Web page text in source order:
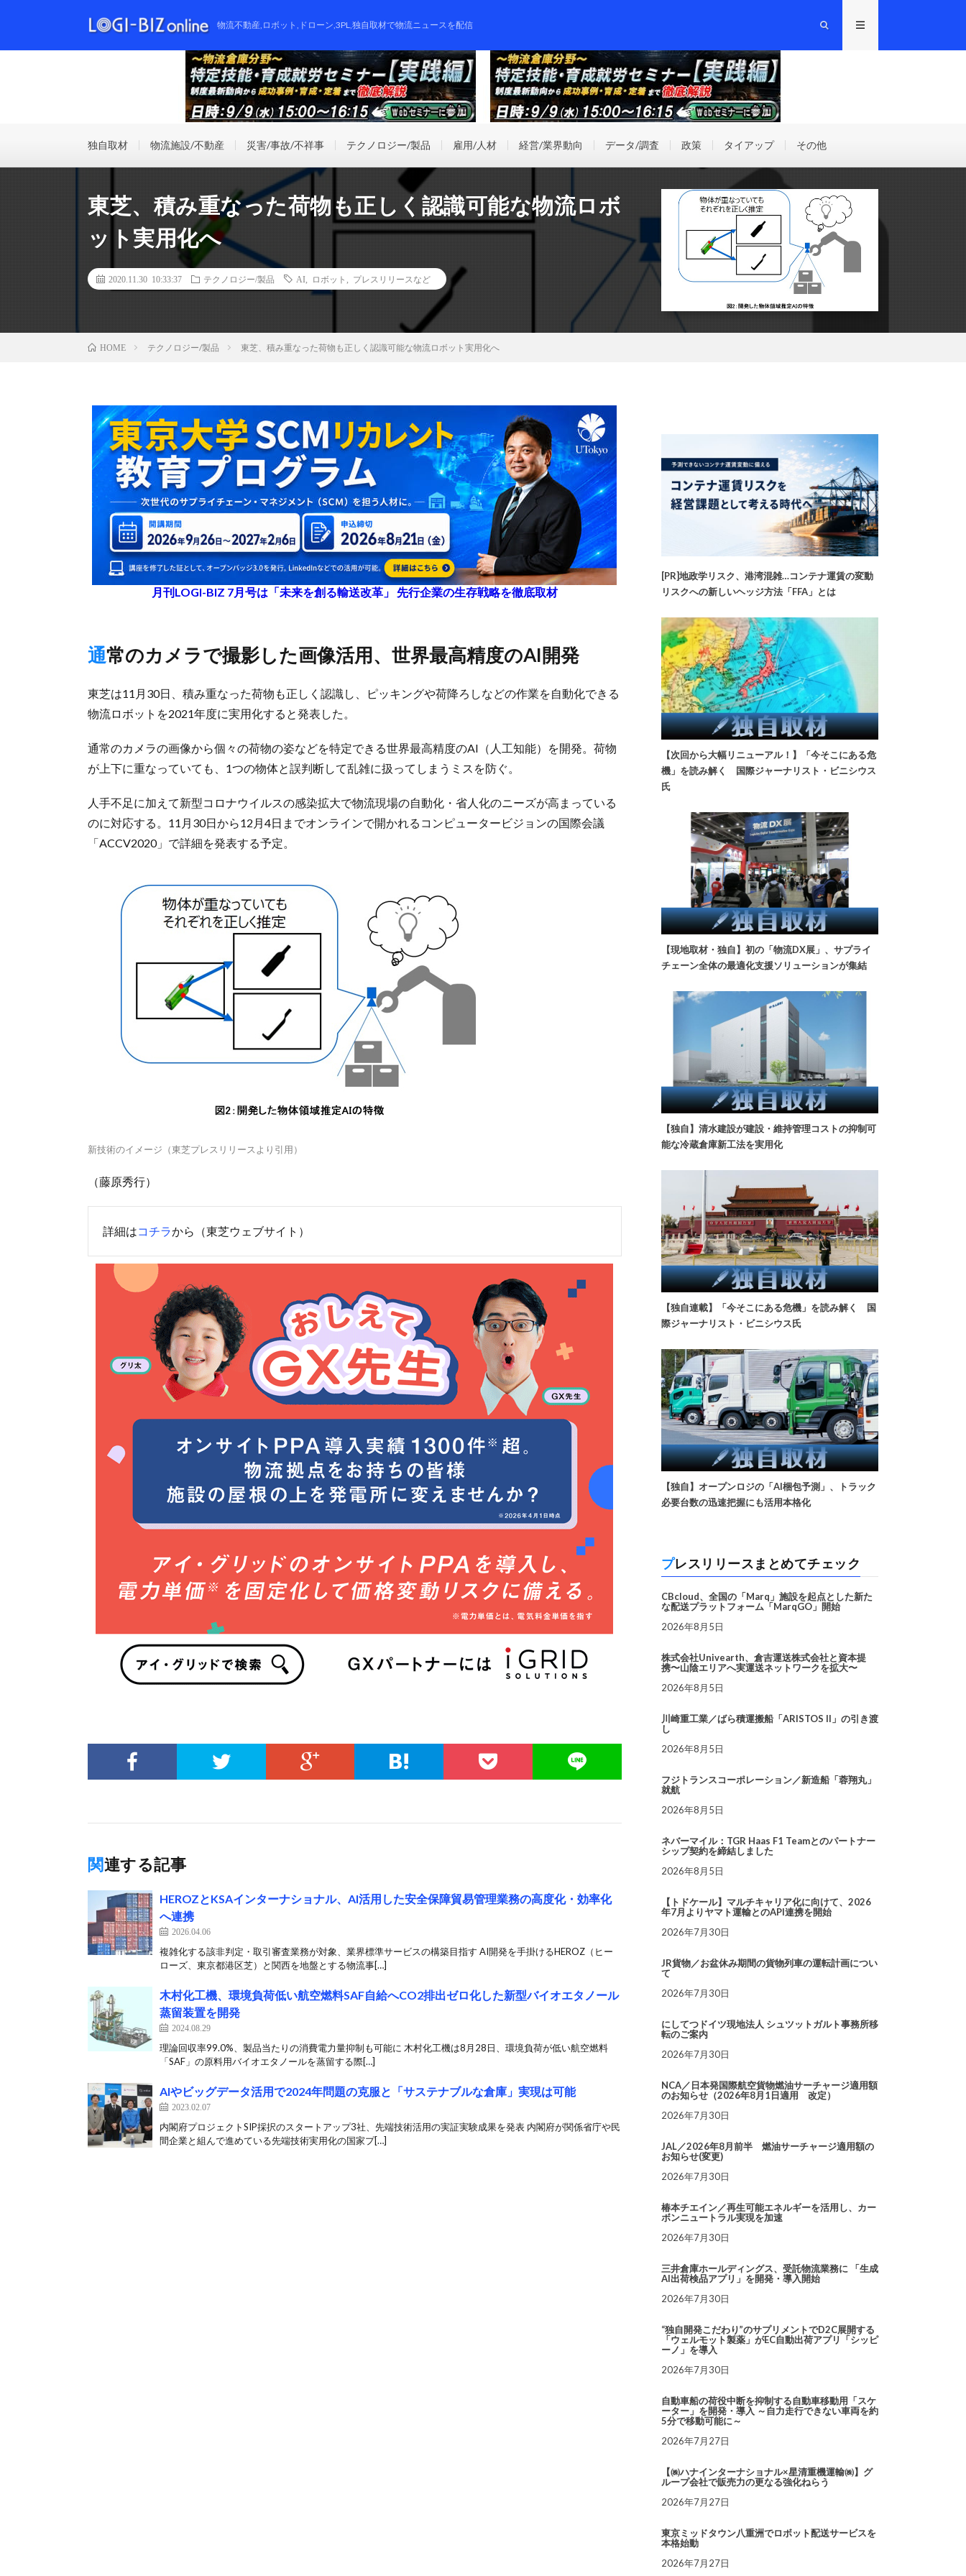
物流不動産,ロボット,ドローン,3PL,独自取材で物流ニュースを配信
独自取材 物流施設/不動産 災害/事故/不祥事 テクノロジー/製品 雇用/人材 経営/業界動向 データ/調査 政策 タイアップ その他
東芝、積み重なった荷物も正しく認識可能な物流ロボ
ット実用化へ
2020.11.30 10:33:37 テクノロジー/製品 AI ロボット プレスリリースなど
HOME テクノロジー/製品 東芝、積み重なった荷物も正しく認識可能な物流ロボット実用化へ
月刊LOGI-BIZ 7月号は「未来を創る輸送改革」 先行企業の生存戦略を徹底取材
通常のカメラで撮影した画像活用、世界最高精度のAI開発
東芝は11月30日、積み重なった荷物も正しく認識し、ピッキングや荷降ろしなどの作業を自動化できる
物流ロボットを2021年度に実用化すると発表した。
通常のカメラの画像から個々の荷物の姿などを特定できる世界最高精度のAI（人工知能）を開発。荷物
が上下に重なっていても、1つの物体と誤判断して乱雑に扱ってしまうミスを防ぐ。
人手不足に加えて新型コロナウイルスの感染拡大で物流現場の自動化・省人化のニーズが高まっている
のに対応する。11月30日から12月4日までオンラインで開かれるコンピュータービジョンの国際会議
「ACCV2020」で詳細を発表する予定。
新技術のイメージ（東芝プレスリリースより引用）
（藤原秀行）
詳細はコチラから（東芝ウェブサイト）
関連する記事
HEROZとKSAインターナショナル、AI活用した安全保障貿易管理業務の高度化・効率化
へ連携
2026.04.06
複雑化する該非判定・取引審査業務が対象、業界標準サービスの構築目指す AI開発を手掛けるHEROZ（ヒー
ローズ、東京都港区芝）と関西を地盤とする物流事[…]
木村化工機、環境負荷低い航空燃料SAF自給へCO2排出ゼロ化した新型バイオエタノール
蒸留装置を開発
2024.08.29
理論回収率99.0%、製品当たりの消費電力量抑制も可能に 木村化工機は8月28日、環境負荷が低い航空燃料
「SAF」の原料用バイオエタノールを蒸留する際[…]
AIやビッグデータ活用で2024年問題の克服と「サステナブルな倉庫」実現は可能
2023.02.07
内閣府プロジェクトSIP採択のスタートアップ3社、先端技術活用の実証実験成果を発表 内閣府が関係省庁や民
間企業と組んで進めている先端技術実用化の国家プ[…]
[PR]地政学リスク、港湾混雑…コンテナ運賃の変動
リスクへの新しいヘッジ方法「FFA」とは
【次回から大幅リニューアル！】「今そこにある危
機」を読み解く 国際ジャーナリスト・ビニシウス
氏
【現地取材・独自】初の「物流DX展」、サプライ
チェーン全体の最適化支援ソリューションが集結
【独自】清水建設が建設・維持管理コストの抑制可
能な冷蔵倉庫新工法を実用化
【独自連載】「今そこにある危機」を読み解く 国
際ジャーナリスト・ビニシウス氏
【独自】オープンロジの「AI梱包予測」、トラック
必要台数の迅速把握にも活用本格化
プレスリリースまとめてチェック
CBcloud、全国の「Marq」施設を起点とした新た
な配送プラットフォーム「MarqGO」開始
2026年8月5日
株式会社Univearth、倉吉運送株式会社と資本提
携〜山陰エリアへ実運送ネットワークを拡大〜
2026年8月5日
川崎重工業／ばら積運搬船「ARISTOS II」の引き渡
し
2026年8月5日
フジトランスコーポレーション／新造船「蓉翔丸」
就航
2026年8月5日
ネバーマイル：TGR Haas F1 Teamとのパートナー
シップ契約を締結しました
2026年8月5日
【トドケール】マルチキャリア化に向けて、2026
年7月よりヤマト運輸とのAPI連携を開始
2026年7月30日
JR貨物／お盆休み期間の貨物列車の運転計画につい
て
2026年7月30日
にしてつドイツ現地法人 シュツットガルト事務所移
転のご案内
2026年7月30日
NCA／日本発国際航空貨物燃油サーチャージ適用額
のお知らせ（2026年8月1日適用 改定）
2026年7月30日
JAL／2026年8月前半 燃油サーチャージ適用額の
お知らせ(変更)
2026年7月30日
椿本チエイン／再生可能エネルギーを活用し、カー
ボンニュートラル実現を加速
2026年7月30日
三井倉庫ホールディングス、受託物流業務に 「生成
AI出荷検品アプリ」を開発・導入開始
2026年7月30日
“独自開発こだわり”のサプリメントでD2C展開する
「ウェルモット製薬」がEC自動出荷アプリ「シッピ
ーノ」を導入
2026年7月30日
自動車船の荷役中断を抑制する自動車移動用「スケ
ーター」を開発・導入 ～自力走行できない車両を約
5分で移動可能に～
2026年7月27日
【㈱ハナインターナショナル×星清重機運輸㈱】グ
ループ会社で販売力の更なる強化ねらう
2026年7月27日
東京ミッドタウン八重洲でロボット配送サービスを
本格始動
2026年7月27日